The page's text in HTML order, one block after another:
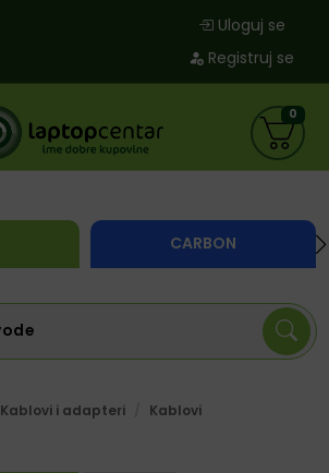
Uloguj se
Registruj se
CARBON
0
Kablovi i adapteri
Kablovi